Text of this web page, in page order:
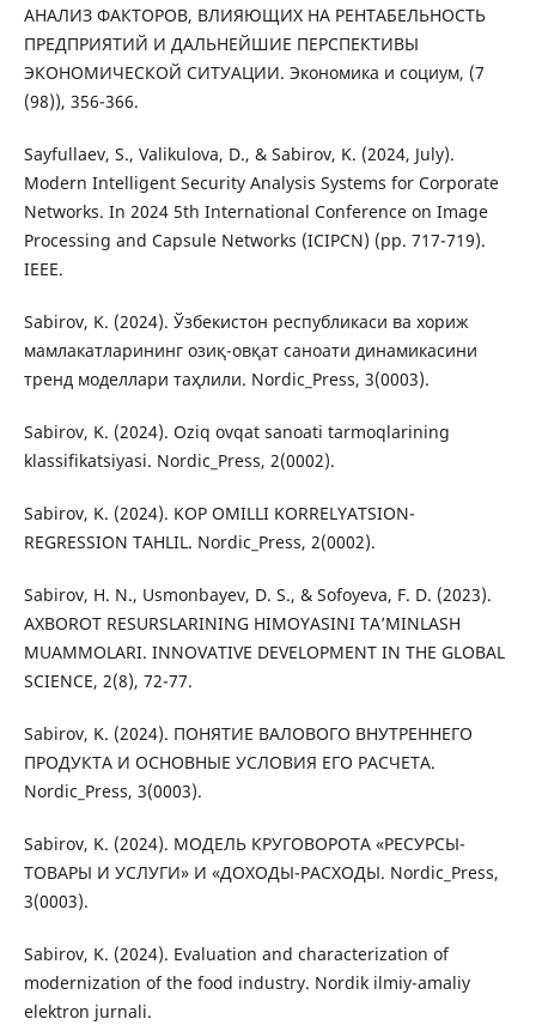
АНАЛИЗ ФАКТОРОВ, ВЛИЯЮЩИХ НА РЕНТАБЕЛЬНОСТЬ
ПРЕДПРИЯТИЙ И ДАЛЬНЕЙШИЕ ПЕРСПЕКТИВЫ
ЭКОНОМИЧЕСКОЙ СИТУАЦИИ. Экономика и социум, (7
(98)), 356-366.
Sayfullaev, S., Valikulova, D., & Sabirov, K. (2024, July).
Modern Intelligent Security Analysis Systems for Corporate
Networks. In 2024 5th International Conference on Image
Processing and Capsule Networks (ICIPCN) (pp. 717-719).
IEEE.
Sabirov, K. (2024). Ўзбекистон республикаси ва хориж
мамлакатларининг озиқ-овқат саноати динамикасини
тренд моделлари таҳлили. Nordic_Press, 3(0003).
Sabirov, K. (2024). Oziq ovqat sanoati tarmoqlarining
klassifikatsiyasi. Nordic_Press, 2(0002).
Sabirov, K. (2024). KOP OMILLI KORRELYATSION-
REGRESSION TAHLIL. Nordic_Press, 2(0002).
Sabirov, H. N., Usmonbayev, D. S., & Sofoyeva, F. D. (2023).
AXBOROT RESURSLARINING HIMOYASINI TA’MINLASH
MUAMMOLARI. INNOVATIVE DEVELOPMENT IN THE GLOBAL
SCIENCE, 2(8), 72-77.
Sabirov, K. (2024). ПОНЯТИЕ ВАЛОВОГО ВНУТРЕННЕГО
ПРОДУКТА И ОСНОВНЫЕ УСЛОВИЯ ЕГО РАСЧЕТА.
Nordic_Press, 3(0003).
Sabirov, K. (2024). МОДЕЛЬ КРУГОВОРОТА «РЕСУРСЫ-
ТОВАРЫ И УСЛУГИ» И «ДОХОДЫ-РАСХОДЫ. Nordic_Press,
3(0003).
Sabirov, K. (2024). Evaluation and characterization of
modernization of the food industry. Nordik ilmiy-amaliy
elektron jurnali.